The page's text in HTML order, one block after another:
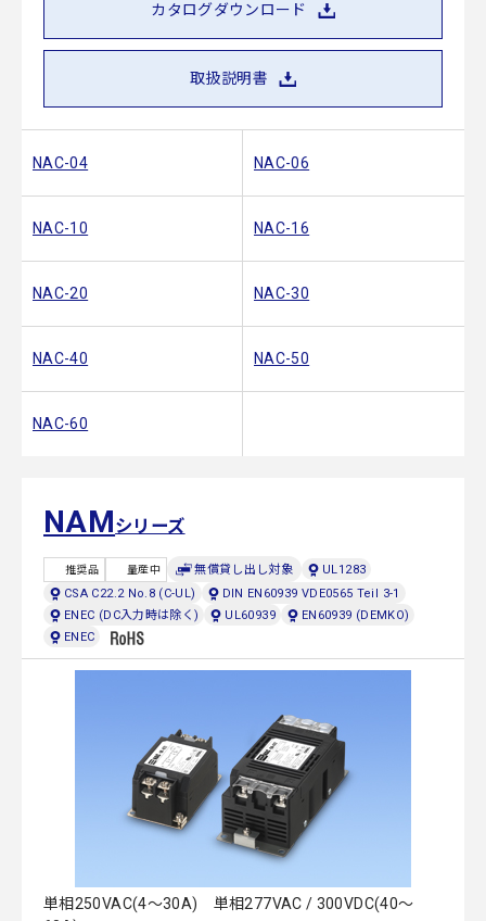
カタログダウンロード
取扱説明書
NAC-04 NAC-06
NAC-10 NAC-16
NAC-20 NAC-30
NAC-40 NAC-50
NAC-60
NAMシリーズ
推奨品 量産中 無償貸し出し対象
UL1283
CSA C22.2 No.8 (C-UL)
DIN EN60939 VDE0565 Teil 3-1
ENEC (DC入力時は除く)
UL60939
EN60939 (DEMKO)
ENEC
単相250VAC(4～30A) 単相277VAC / 300VDC(40～